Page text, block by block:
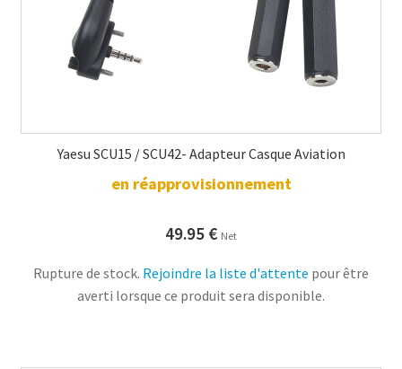
Yaesu SCU15 / SCU42- Adapteur Casque Aviation
en réapprovisionnement
49.95 € Net
Rupture de stock. Rejoindre la liste d'attente pour être
averti lorsque ce produit sera disponible.